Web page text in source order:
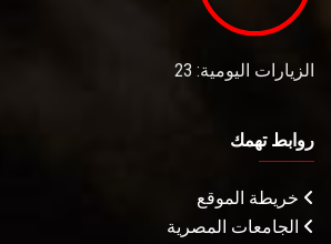
الزيارات اليومية: 23
روابط تهمك
خريطة الموقع
الجامعات المصرية